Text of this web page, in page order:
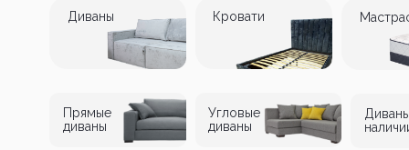
Диваны Кровати
Прямые
диваны
Угловые
диваны